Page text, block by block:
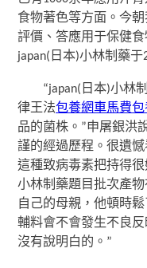
食物著色等方面。今
評價、答應用于保健
japan(日本)小林制藥
“japan(日本)小林
律王法包養網車馬費包
品的菌株。”申屠銀洪
謹的經過歷程。很遺
這種致病毒素把持得很
小林制藥題目批次產
自己的母親，他頓時
輔料會不會發生不良
沒有說明白的。”